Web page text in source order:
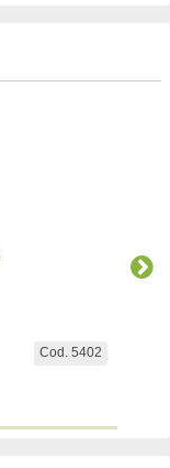
Cod. 5402
GPS